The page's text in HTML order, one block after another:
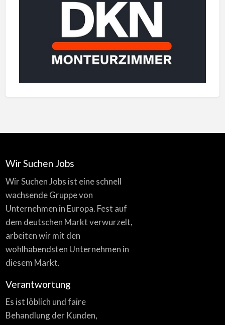
Wir Suchen Jobs
Wir Suchen Jobs ist eine schnell
wachsende Gruppe von
Unternehmen in Europa. Fest auf
dem deutschen Markt verwurzelt,
arbeiten wir mit den
wohlhabendsten Unternehmen in
diesem Markt.
Verantwortung
Es ist löblich und faire
Behandlung der Kunden,